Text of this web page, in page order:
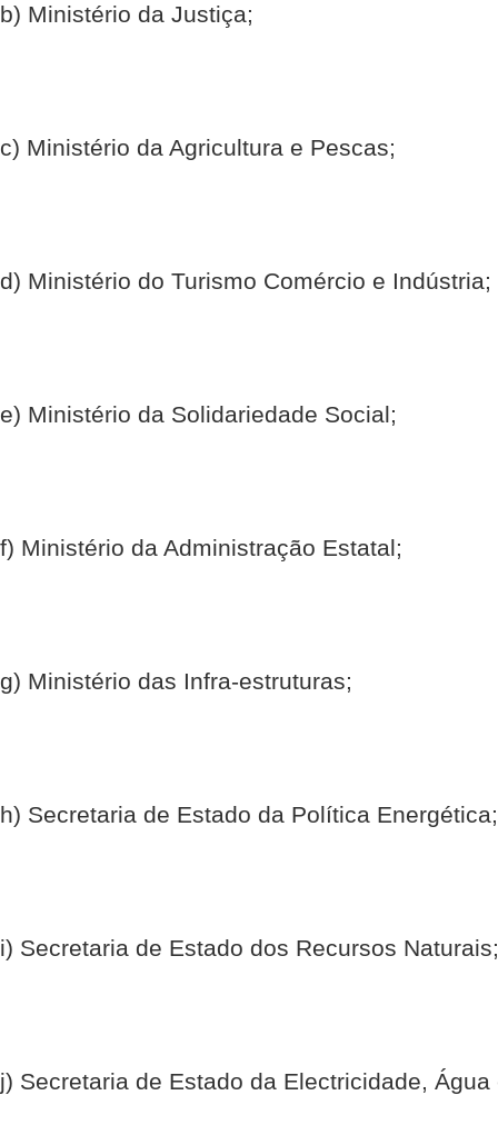
b) Ministério da Justiça;
c) Ministério da Agricultura e Pescas;
d) Ministério do Turismo Comércio e Indústria;
e) Ministério da Solidariedade Social;
f) Ministério da Administração Estatal;
g) Ministério das Infra-estruturas;
h) Secretaria de Estado da Política Energética;
i) Secretaria de Estado dos Recursos Naturais;
j) Secretaria de Estado da Electricidade,